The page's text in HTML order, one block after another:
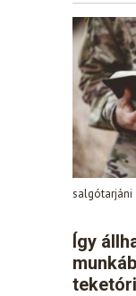
salgótarjáni
Így